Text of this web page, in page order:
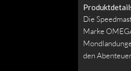
Die
Marke
den